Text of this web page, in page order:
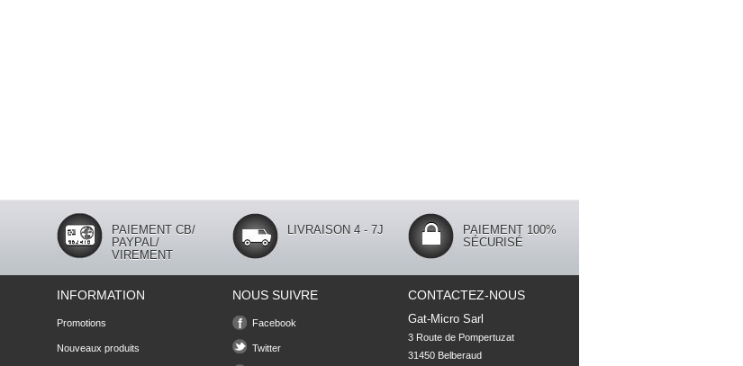
PAIEMENT CB/
PAYPAL/
VIREMENT
LIVRAISON 4 - 7J
PAIEMENT 100%
SÉCURISÉ
INFORMATION
Promotions
Nouveaux produits
NOUS SUIVRE
Facebook
Twitter
CONTACTEZ-NOUS
Gat-Micro Sarl
3 Route de Pompertuzat
31450 Belberaud